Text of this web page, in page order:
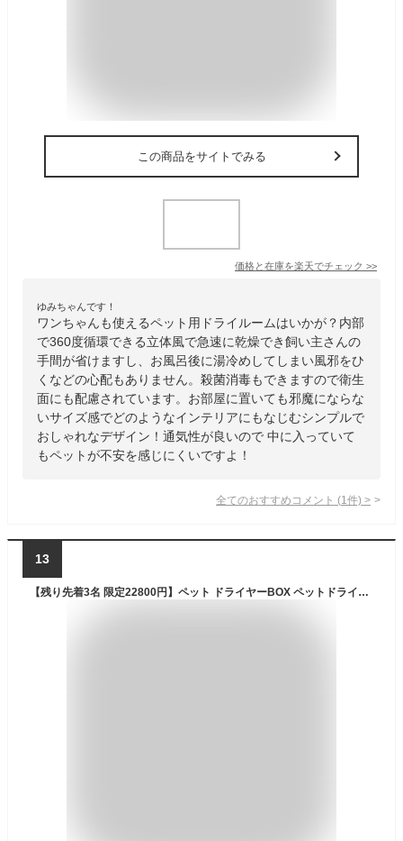
この商品をサイトでみる
価格と在庫を楽天でチェック >>
ゆみちゃんです！
ワンちゃんも使えるペット用ドライルームはいかが？内部
で360度循環できる立体風で急速に乾燥でき飼い主さんの
手間が省けますし、お風呂後に湯冷めしてしまい風邪をひ
くなどの心配もありません。殺菌消毒もできますので衛生
面にも配慮されています。お部屋に置いても邪魔にならな
いサイズ感でどのようなインテリアにもなじむシンプルで
おしゃれなデザイン！通気性が良いので 中に入っていて
もペットが不安を感じにくいですよ！
全てのおすすめコメント (1 件) >
13
【残り先着3名 限定22800円】ペット ドライヤーBOX ペットドライルーム ペット用ドライヤー ペットドライヤー 乾燥 乾燥ルーム ドライヤーハウス ドライヤーボックス 犬猫兼用 小型犬 子猫 ペット乾燥機 猫用 猫 犬 ペットドライルーム